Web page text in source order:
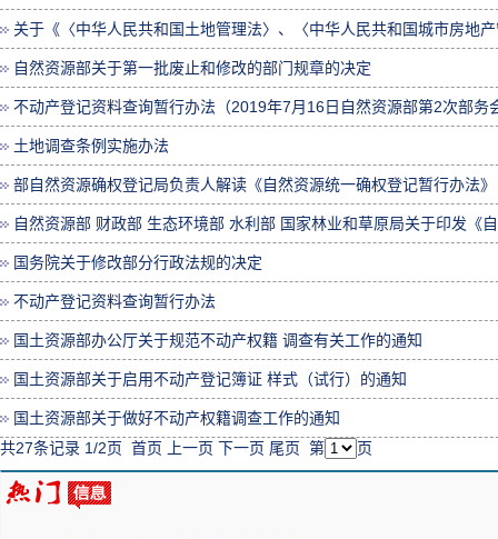
关于《〈中华人民共和国土地管理法〉、〈中华人民共和国城市房地
自然资源部关于第一批废止和修改的部门规章的决定
不动产登记资料查询暂行办法（2019年7月16日自然资源部第2次部务
土地调查条例实施办法
部自然资源确权登记局负责人解读《自然资源统一确权登记暂行办法》
自然资源部 财政部 生态环境部 水利部 国家林业和草原局关于印发《
国务院关于修改部分行政法规的决定
不动产登记资料查询暂行办法
国土资源部办公厅关于规范不动产权籍 调查有关工作的通知
国土资源部关于启用不动产登记簿证 样式（试行）的通知
国土资源部关于做好不动产权籍调查工作的通知
共27条记录 1/2页 首页 上一页 下一页 尾页 第 页